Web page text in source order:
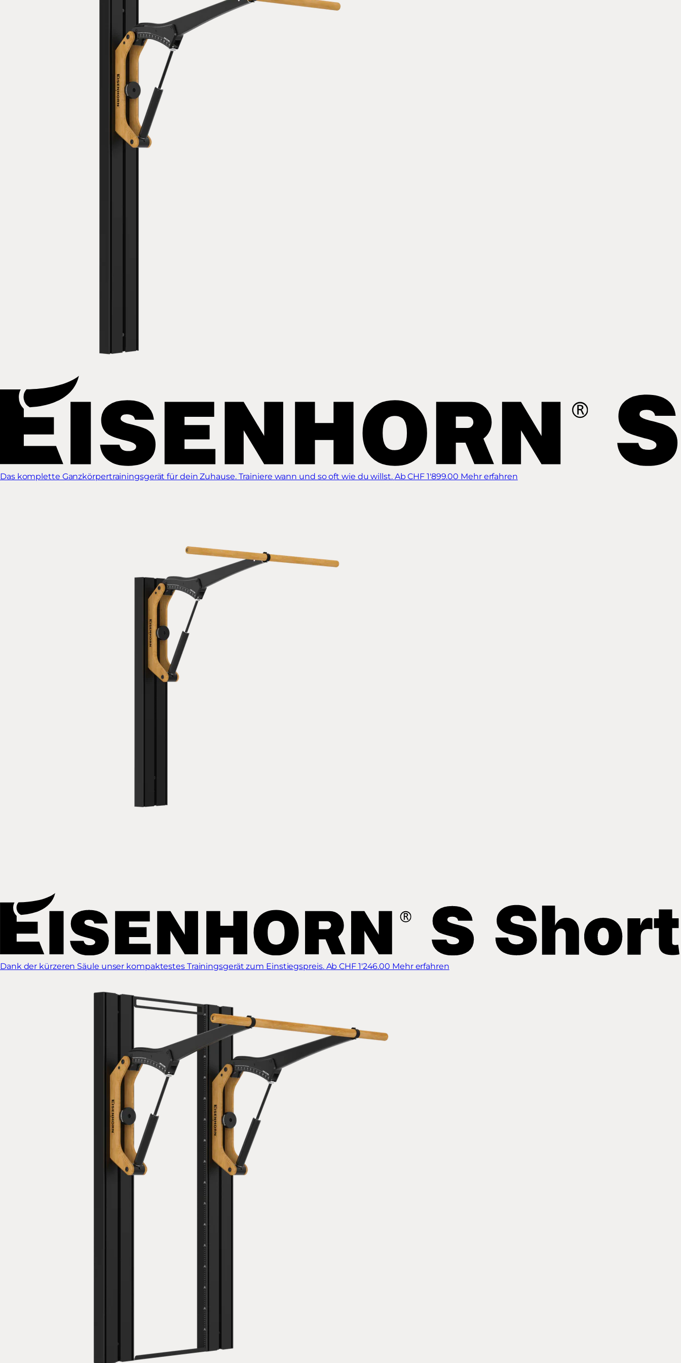
Das komplette Ganzkörpertrainingsgerät für dein Zuhause. Trainiere wann und so oft wie du willst. Ab CHF 1'899.00 Mehr erfahren
Dank der kürzeren Säule unser kompaktestes Trainingsgerät zum Einstiegspreis. Ab CHF 1'246.00 Mehr erfahren